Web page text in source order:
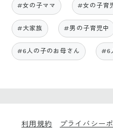
#女の子ママ #女の子育
#大家族 #男の子育児中
#6人の子のお母さん #6
利用規約 プライバシー